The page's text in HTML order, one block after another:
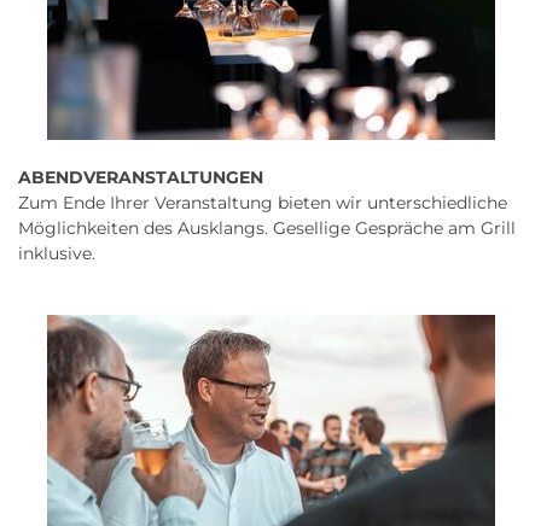
ABENDVERANSTALTUNGEN
Zum Ende Ihrer Veranstaltung bieten wir unterschiedliche
Möglichkeiten des Ausklangs. Gesellige Gespräche am Grill
inklusive.